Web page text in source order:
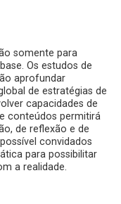
somente para
Os estudos de
aprofundar
de estratégias de
capacidades de
conteúdos permitirá
de reflexão e de
convidados
para possibilitar
a realidade.